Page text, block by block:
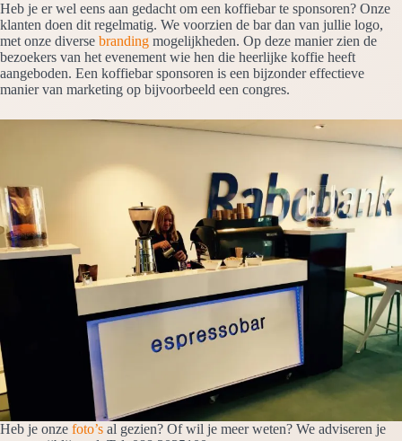
Heb je er wel eens aan gedacht om een koffiebar te sponsoren? Onze
klanten doen dit regelmatig. We voorzien de bar dan van jullie logo,
met onze diverse branding mogelijkheden. Op deze manier zien de
bezoekers van het evenement wie hen die heerlijke koffie heeft
aangeboden. Een koffiebar sponsoren is een bijzonder effectieve
manier van marketing op bijvoorbeeld een congres.
Heb je onze foto’s al gezien? Of wil je meer weten? We adviseren je